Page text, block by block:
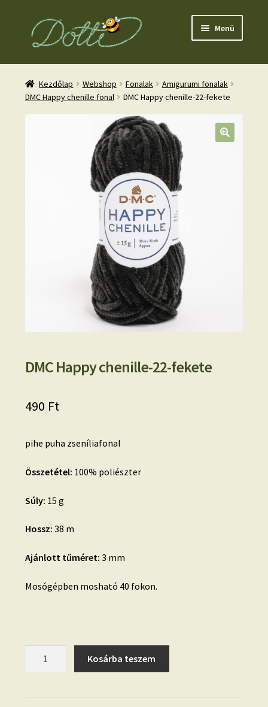
Ugrás
Kilépés
Menü
Kezdőlap Webshop Fonalak
Amigurumi fonalak
DMC Happy chenille fonal
DMC Happy chenille-22-fekete
DMC Happy chenille-22-fekete
490 Ft
pihe puha zseníliafonal
Összetétel: 100% poliészter
Súly: 15 g
Hossz: 38 m
Ajánlott tűméret: 3 mm
Mosógépben mosható 40 fokon.
Kosárba teszem